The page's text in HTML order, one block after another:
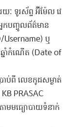
ៈ ​ទូរស័ព្ទ​ ​អ៊ី​ម៉ែ​ល​ វេ​
ក​បញ្ចូល​ព័ត៌មាន​
​User​name​) ​ឬ​
នាំ​កំណើត​ (Date of
ាប់​ពី​ ​លេខ​កូ​ដ​សម្ងាត់​
PRASAC
មមធ្យោបាយ​ទំនាក់